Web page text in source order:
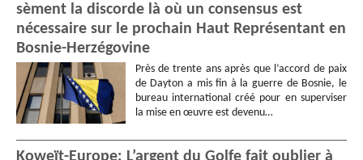
sèment la discorde là où un consensus est
nécessaire sur le prochain Haut Représentant en
Bosnie-Herzégovine
Près de trente ans après que l’accord de paix
de Dayton a mis fin à la guerre de Bosnie, le
bureau international créé pour en superviser
la mise en œuvre est devenu…
Koweït-Europe: L’argent du Golfe fait oublier à